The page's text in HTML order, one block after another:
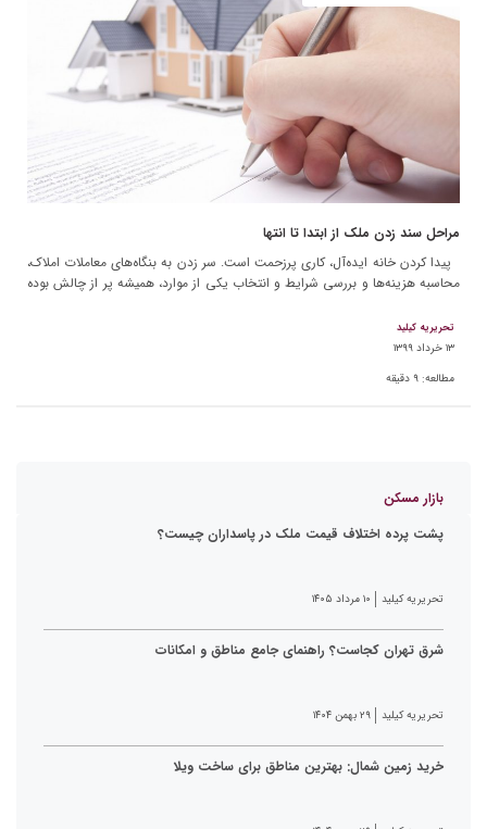
مراحل سند زدن ملک از ابتدا تا انتها
پیدا کردن خانه ایده‌آل، کاری پرزحمت است. سر زدن به بنگاه‌های معاملات املاک،
محاسبه هزینه‌ها و بررسی شرایط و انتخاب یکی از موارد، همیشه پر از چالش بوده
تحریریه کیلید
۱۳ خرداد ۱۳۹۹
مطالعه: ۹ دقیقه
بازار مسکن
پشت پرده اختلاف قیمت ملک در پاسداران چیست؟
تحریریه کیلید ۱۰ مرداد ۱۴۰۵
شرق تهران کجاست؟ راهنمای جامع مناطق و امکانات
تحریریه کیلید ۲۹ بهمن ۱۴۰۴
خرید زمین شمال: بهترین مناطق برای ساخت ویلا